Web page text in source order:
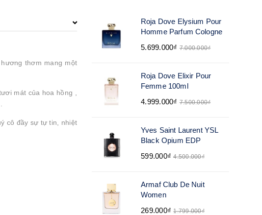
hương thơm mang một
mát của hoa hồng ,
cô đầy sự tự tin, nhiệt
Roja Dove Elysium Pour
Homme Parfum Cologne
5.699.000₫ 7.000.000₫
Roja Dove Elixir Pour
Femme 100ml
4.999.000₫ 7.500.000₫
Yves Saint Laurent YSL
Black Opium EDP
599.000₫ 4.500.000₫
Armaf Club De Nuit
Women
269.000₫ 1.799.000₫